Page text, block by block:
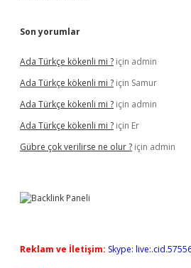
Son yorumlar
Ada Türkçe kökenli mi ? için admin
Ada Türkçe kökenli mi ? için Samur
Ada Türkçe kökenli mi ? için admin
Ada Türkçe kökenli mi ? için Er
Gübre çok verilirse ne olur ? için admin
Reklam ve İletişim: Skype: